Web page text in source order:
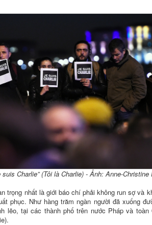
suis Charlie” (Tôi là Charlie) - Ảnh: Anne-
trọng nhất là giới báo chí phải không run sợ và
phục. Như hàng trăm ngàn người đã xuống
lẽo, tại các thành phố trên nước Pháp và toàn